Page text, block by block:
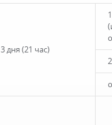
3 дня (21 час)
1
2